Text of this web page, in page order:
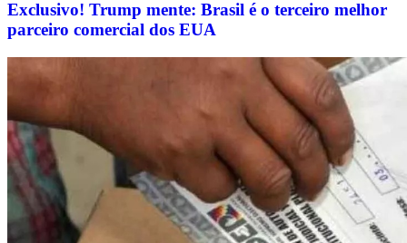
Exclusivo! Trump mente: Brasil é o terceiro melhor
parceiro comercial dos EUA